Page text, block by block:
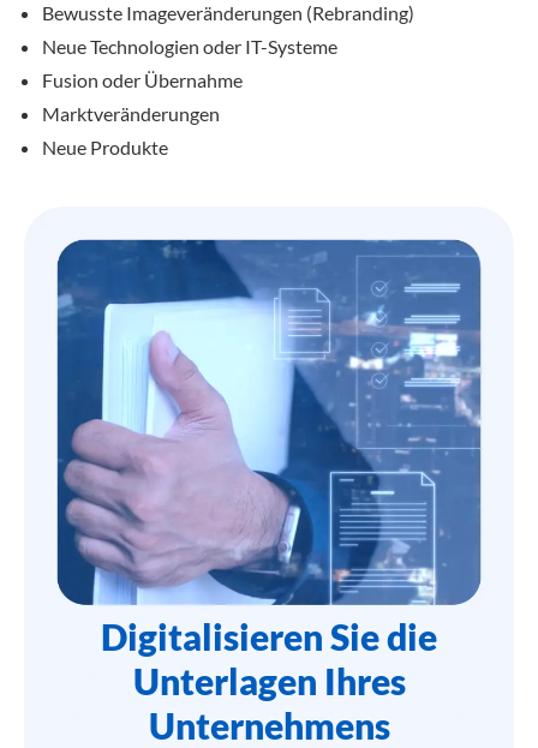
Bewusste Imageveränderungen (Rebranding)
Neue Technologien oder IT-Systeme
Fusion oder Übernahme
Marktveränderungen
Neue Produkte
Digitalisieren Sie die
Unterlagen Ihres
Unternehmens